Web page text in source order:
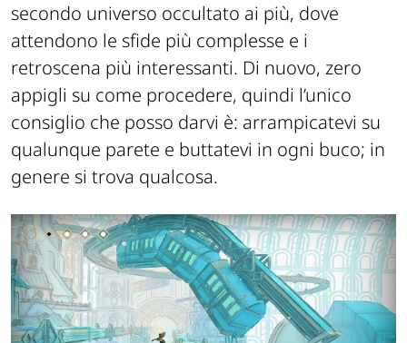
secondo universo occultato ai più, dove
attendono le sfide più complesse e i
retroscena più interessanti. Di nuovo, zero
appigli su come procedere, quindi l’unico
consiglio che posso darvi è: arrampicatevi su
qualunque parete e buttatevi in ogni buco; in
genere si trova qualcosa.